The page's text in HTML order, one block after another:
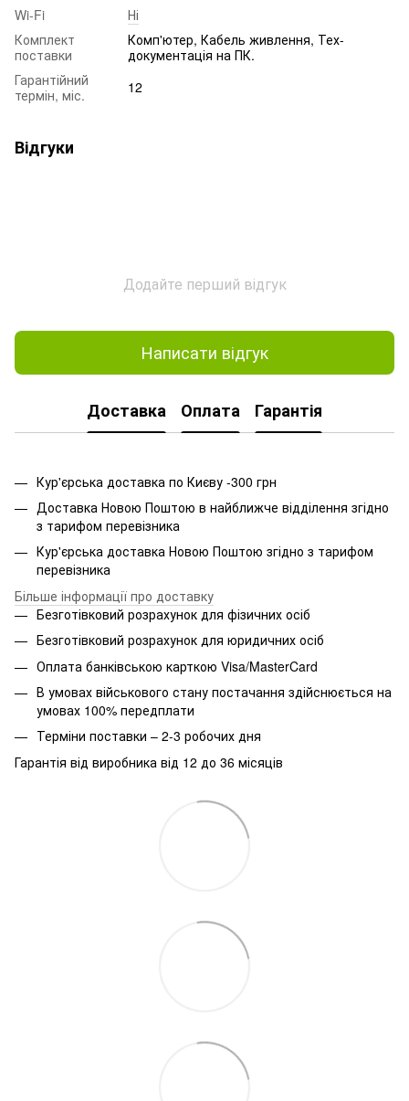
Wi-Fi
Ні
Комплект
поставки
Комп'ютер, Кабель живлення, Тех-
документація на ПК.
Гарантійний
термін, міс.
12
Відгуки
Додайте перший відгук
Написати відгук
Доставка Оплата Гарантія
Кур'єрська доставка по Києву -300 грн
Доставка Новою Поштою в найближче відділення згідно
з тарифом перевізника
Кур'єрська доставка Новою Поштою згідно з тарифом
перевізника
Більше інформації про доставку
Безготівковий розрахунок для фізичних осіб
Безготівковий розрахунок для юридичних осіб
Оплата банківською карткою Visa/MasterCard
В умовах військового стану постачання здійснюється на
умовах 100% передплати
Терміни поставки – 2-3 робочих дня
Гарантія від виробника від 12 до 36 місяців